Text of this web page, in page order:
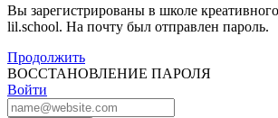
Вы зарегистрированы в школе
lil.school. На почту был отправлен пароль.
Продолжить
ВОССТАНОВЛЕНИЕ ПАРОЛЯ
Войти